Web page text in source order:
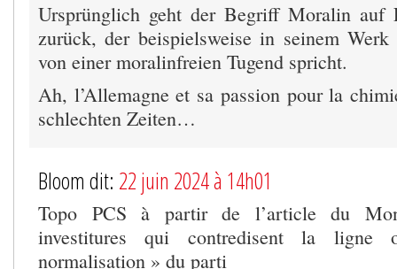
Ursprünglich geht der Begriff Moralin auf
zurück, der beispielsweise in seinem
von einer moralinfreien Tugend spricht.
Ah, l’Allemagne et sa passion pour la
schlechten Zeiten…
Bloom dit: 22 juin 2024 à 14h01
Topo PCS à partir de l’article du
investitures qui contredisent la
normalisation » du parti